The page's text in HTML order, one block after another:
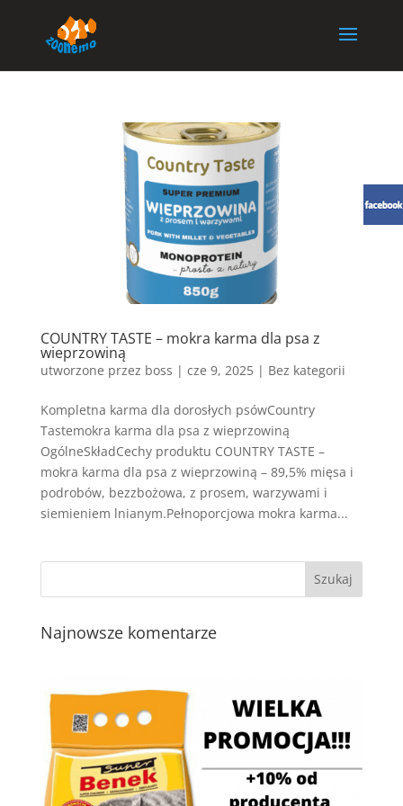
COUNTRY TASTE – mokra karma dla psa z
wieprzowiną
utworzone przez boss | cze 9, 2025| Bez kategorii
Kompletna karma dla dorosłych psówCountry
Tastemokra karma dla psa z wieprzowiną
OgólneSkładCechy produktu COUNTRY TASTE –
mokra karma dla psa z wieprzowiną – 89,5% mięsa i
podrobów, bezzbożowa, z prosem, warzywami i
siemieniem lnianym.Pełnoporcjowa mokra karma...
Najnowsze komentarze